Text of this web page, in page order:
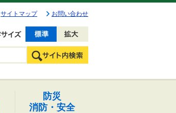
サイトマップ お問い合わせ
文字を小さく
防災
消防・安全